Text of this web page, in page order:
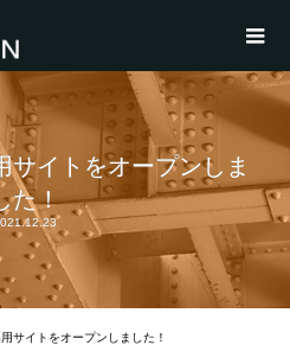
サイトをオープンしま
た！
サイトをオープンしました！